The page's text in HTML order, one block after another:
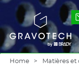
Skip
main
content
Gravotech
Home Matières